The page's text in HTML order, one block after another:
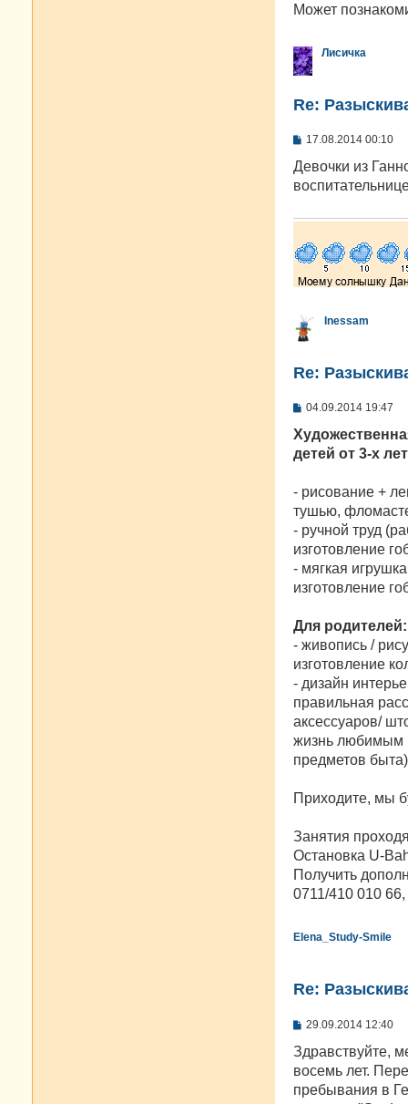
Может
Лисичка
Re:
С
о
б
щ
н
е
17.08.2014 00:10
Девочки из
Inessam
Re:
С
о
б
щ
и
е
04.09.2014 19:47
детей от 3-х
- рисование +
тушью,
- ручной труд
изготовление
- мягкая
изготовление
Для родителей:
- живопись /
изготовление
- дизайн
правильная
аксессуаров/
жизнь любимым
предметов
Приходите, мы
Занятия
Остановка U-
Получить
0711/410 010
Elena_Study-Smile
Re:
С
о
б
щ
е
н
29.09.2014 12:40
Здравствуйте,
восемь лет.
пребывания в